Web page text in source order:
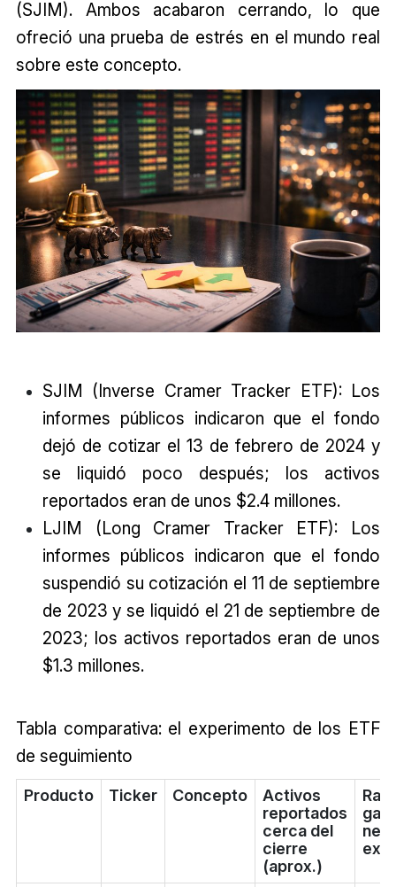
(SJIM). Ambos acabaron cerrando, lo que
ofreció una prueba de estrés en el mundo real
sobre este concepto.
SJIM (Inverse Cramer Tracker ETF): Los
informes públicos indicaron que el fondo
dejó de cotizar el 13 de febrero de 2024 y
se liquidó poco después; los activos
reportados eran de unos $2.4 millones.
LJIM (Long Cramer Tracker ETF): Los
informes públicos indicaron que el fondo
suspendió su cotización el 11 de septiembre
de 2023 y se liquidó el 21 de septiembre de
2023; los activos reportados eran de unos
$1.3 millones.
Tabla comparativa: el experimento de los ETF
de seguimiento
Producto Ticker Concepto
Activos
reportados
cerca del
cierre
(aprox.)